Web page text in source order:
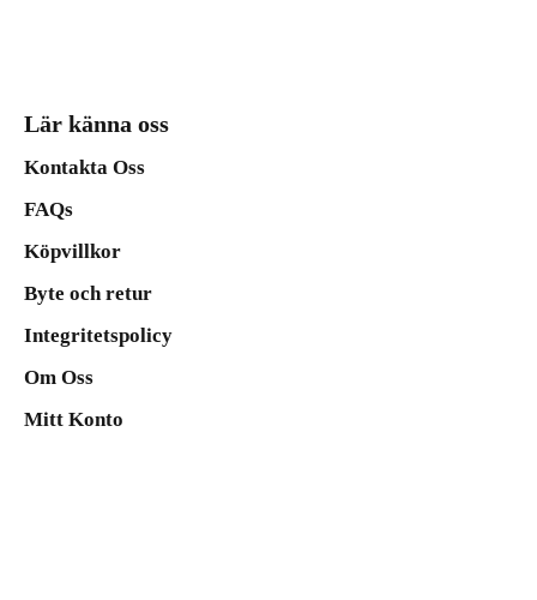
Lär känna oss
Kontakta Oss
FAQs
Köpvillkor
Byte och retur
Integritetspolicy
Om Oss
Mitt Konto